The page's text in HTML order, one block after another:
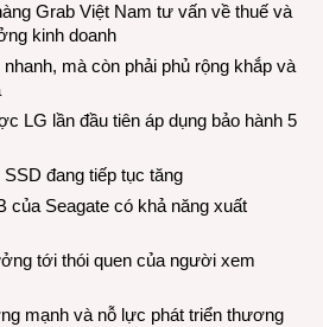
Grab Việt Nam tư vấn về thuế và
kinh doanh
mà còn phải phủ rộng khắp và
LG lần đầu tiên áp dụng bảo hành 5
đang tiếp tục tăng
của Seagate có khả năng xuất
tới thói quen của người xem
mạnh và nỗ lực phát triển thương